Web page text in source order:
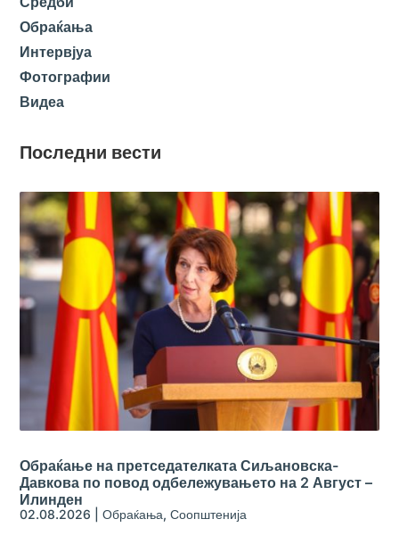
Обраќања
Интервјуа
Фотографии
Видеа
Последни вести
Обраќање на претседателката Сиљановска-
Давкова по повод одбележувањето на 2 Август –
Илинден
02.08.2026 |Обраќања,Соопштенија